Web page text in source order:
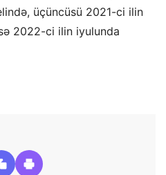
üçüncüsü 2021-ci ilin
2022-ci ilin iyulunda